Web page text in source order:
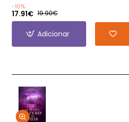
-10%
17.91€ 19.90€
Adicionar